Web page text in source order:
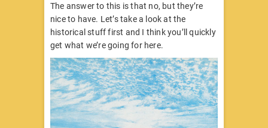
The answer to this is that no, but they’re
nice to have. Let’s take a look at the
historical stuff first and I think you’ll quickly
get what we’re going for here.